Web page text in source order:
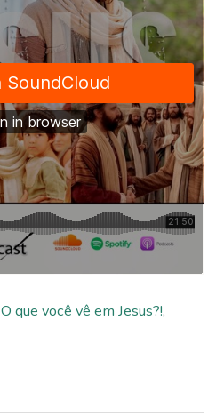
O que você vê em Jesus?!,